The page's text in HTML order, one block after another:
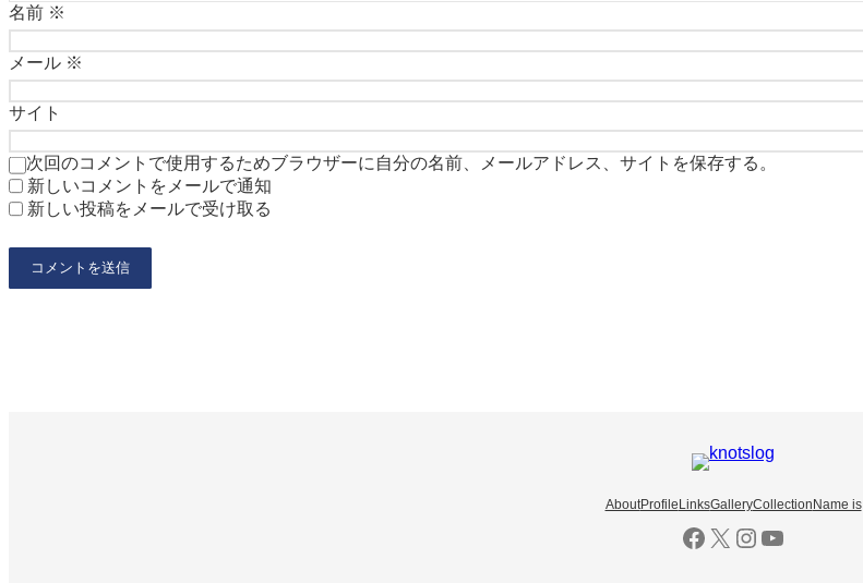
名前 ※
メール ※
サイト
次回のコメントで使用するためブラウザーに自分の名前、メールアドレス、サイトを保存する。
新しいコメントをメールで通知
新しい投稿をメールで受け取る
AboutProfile LinksGalleryCollection Name is
Facebook
X Instagram
YouTube